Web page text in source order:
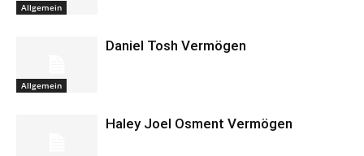
Allgemein
Allgemein
Daniel Tosh Vermögen
Haley Joel Osment Vermögen